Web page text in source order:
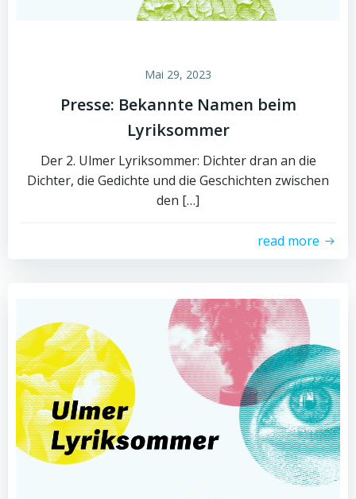
Mai 29, 2023
Presse: Bekannte Namen beim
Lyriksommer
Der 2. Ulmer Lyriksommer: Dichter dran an die
Dichter, die Gedichte und die Geschichten zwischen
den […]
read more